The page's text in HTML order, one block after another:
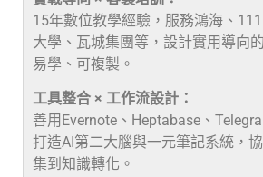
15年數位教學經驗，服務鴻海、
大學、瓦城集團等，設計實用導向
易學、可複製。
工具整合 × 工作流設計：
善用Evernote、Heptabase、
打造AI第二大腦與一元筆記系統，
集到知識轉化。